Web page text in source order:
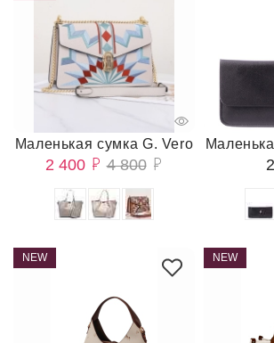
Маленькая сумка G. Vero
2 400 4 800
NEW NEW